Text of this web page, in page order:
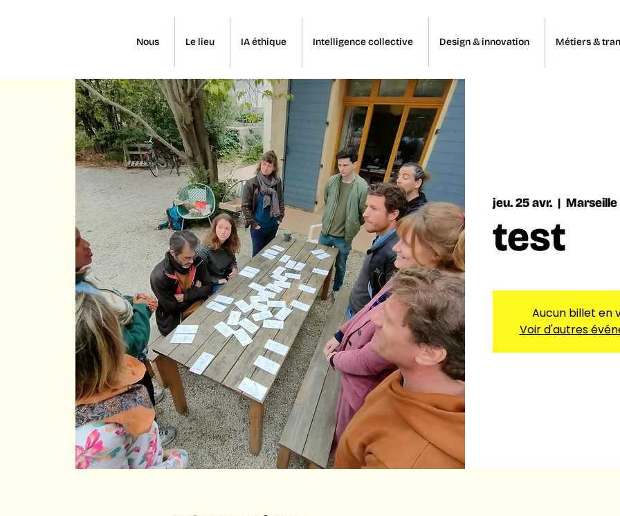
Nous Le lieu IA éthique Intelligence collective Design & innovation Métiers &
jeu. 25 avr.
  |
Marseille
test
Aucun billet en
Voir d'autres